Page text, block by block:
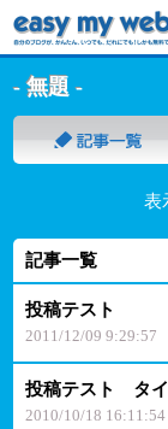
- 無題 -
表
記事一覧
投稿テスト
2011/12/09 9:29:57
投稿テスト タ
2010/10/18 16:11:54